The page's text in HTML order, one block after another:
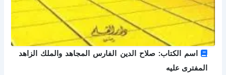
اسم الكتاب: صلاح الدين الفارس المجاهد والملك الزاهد
المفترى عليه